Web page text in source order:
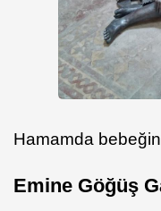
Hamamda
Emine Göğüş